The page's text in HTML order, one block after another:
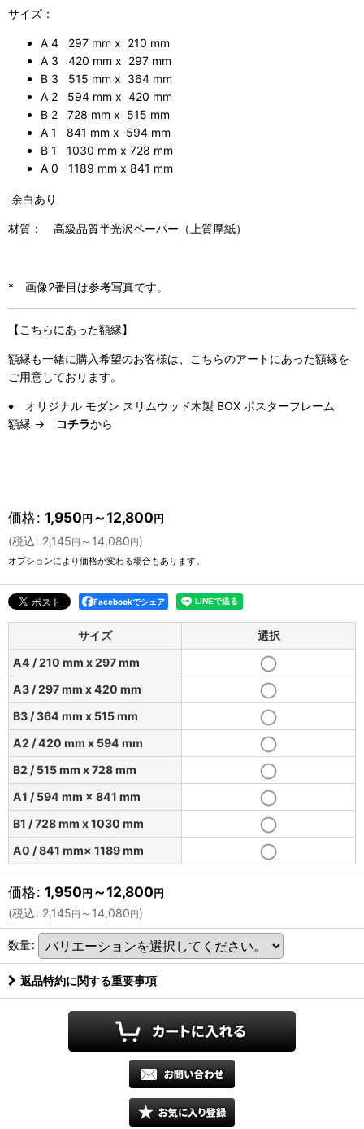
サイズ：
A 4 297 mm x 210 mm
A 3 420 mm x 297 mm
B 3 515 mm x 364 mm
A 2 594 mm x 420 mm
B 2 728 mm x 515 mm
A 1 841 mm x 594 mm
B 1 1030 mm x 728 mm
A 0 1189 mm x 841 mm
余白あり
材質： 高級品質半光沢ペーパー（上質厚紙）
* 画像2番目は参考写真です。
【こちらにあった額縁】
額縁も一緒に購入希望のお客様は、こちらのアートにあった額縁を
ご用意しております。
♦ オリジナル モダン スリムウッド木製 BOX ポスターフレーム
額縁 →
コチラから
価格: 1,950円 ～12,800円
(税込: 2,145円 ～14,080円)
オプションにより価格が変わる場合もあります。
Facebookでシェア
サイズ
選択
A4 / 210 mm x 297 mm
A3 / 297 mm x 420 mm
B3 / 364 mm x 515 mm
A2 / 420 mm x 594 mm
B2 / 515 mm x 728 mm
A1 / 594 mm × 841 mm
B1 / 728 mm x 1030 mm
A0 / 841 mm× 1189 mm
価格: 1,950円 ～12,800円
(税込: 2,145円 ～14,080円)
数量:
返品特約に関する重要事項